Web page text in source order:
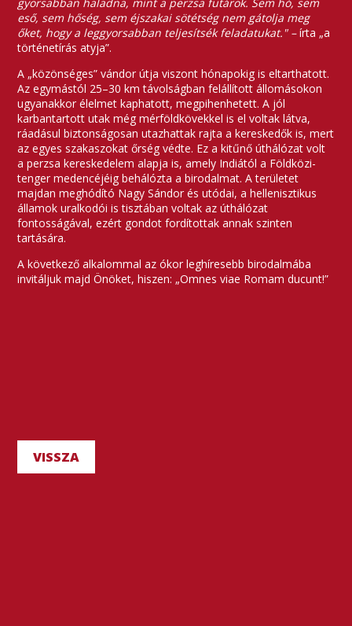
eső, sem hőség, sem éjszakai sötétség nem gátolja meg
őket, hogy a leggyorsabban teljesítsék feladatukat." –írta „a
történetírás atyja”.
A „közönséges” vándor útja viszont hónapokig is eltarthatott.
Az egymástól 25–30 km távolságban felállított állomásokon
ugyanakkor élelmet kaphatott, megpihenhetett. A jól
karbantartott utak még mérföldkövekkel is el voltak látva,
ráadásul biztonságosan utazhattak rajta a kereskedők is, mert
az egyes szakaszokat őrség védte. Ez a kitűnő úthálózat volt
a perzsa kereskedelem alapja is, amely Indiától a Földközi-
tenger medencéjéig behálózta a birodalmat. A területet
majdan meghódító Nagy Sándor és utódai, a hellenisztikus
államok uralkodói is tisztában voltak az úthálózat
fontosságával, ezért gondot fordítottak annak szinten
tartására.
A következő alkalommal az ókor leghíresebb birodalmába
invitáljuk majd Önöket, hiszen: „Omnes viae Romam ducunt!”
VISSZA